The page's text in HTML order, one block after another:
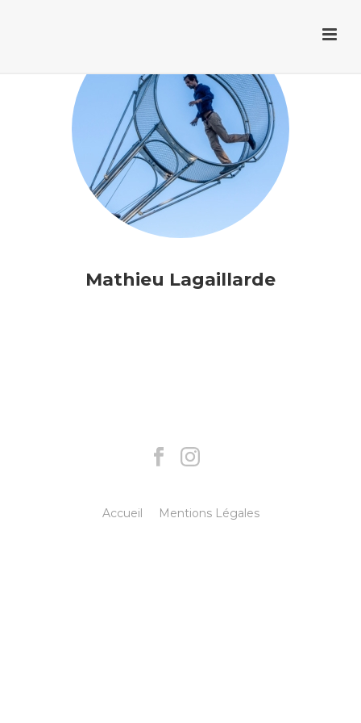
Mathieu Lagaillarde
Accueil Mentions Légales